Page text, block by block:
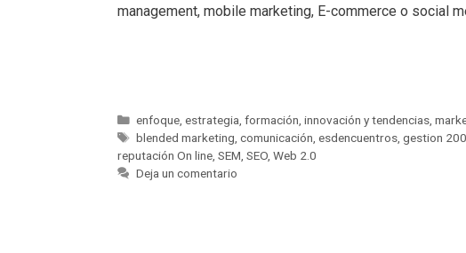
management, mobile marketing, E-commerce o social
enfoque ,estrategia ,formación ,innovación y tendencias ,
blended marketing ,comunicación ,esdencuentros ,gestion
reputación On line SEM SEO Web 2.0
Deja un comentario